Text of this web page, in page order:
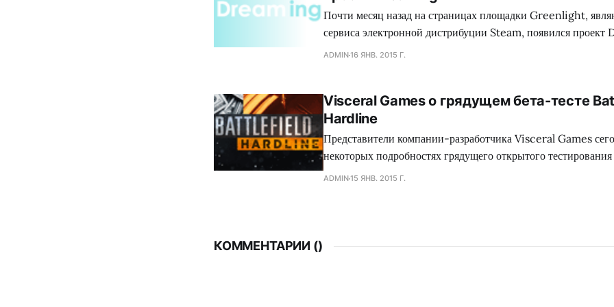
Почти месяц назад на страницах площадки Greenlight,
сервиса электронной дистрибуции Steam, появился
обладающий необыкновенным сеттингом, а также
головоломку с экшеном Mirror`s Edge, хотя сами
ADMIN16 ЯНВ. 2015 Г.
Visceral Games о грядущем бета-тесте
Hardline
Представители компании-разработчика Visceral Games
некоторых подробностях грядущего открытого
сетевого шутера Battlefield: Hardline, а также поделились
ADMIN15 ЯНВ. 2015 Г.
КОММЕНТАРИИ ()